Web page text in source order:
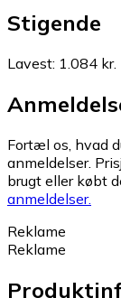
Stigende
Lavest: 1.084 kr.
Fortæl os, hvad
anmeldelser.
brugt eller købt
anmeldelser.
Reklame
Reklame